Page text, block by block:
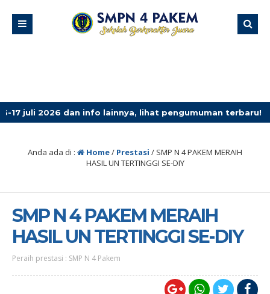
dan info lainnya, lihat pengumuman terbaru! 4
Anda ada di : Home/ Prestasi / SMP N 4 PAKEM MERAIH
HASIL UN TERTINGGI SE-DIY
SMP N 4 PAKEM MERAIH
HASIL UN TERTINGGI SE-DIY
Peraih prestasi : SMP N 4 Pakem